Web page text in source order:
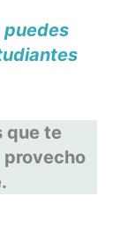
puedes
que te
provecho